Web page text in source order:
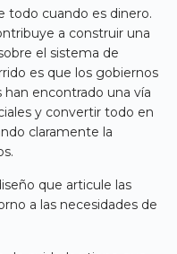
todo cuando es dinero.
a construir una
el sistema de
es que los gobiernos
encontrado una vía
y convertir todo en
claramente la
que articule las
a las necesidades de